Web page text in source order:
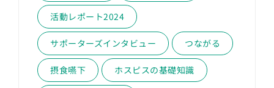
活動レポート2024
サポーターズインタビュー つながる
摂食嚥下 ホスピスの基礎知識